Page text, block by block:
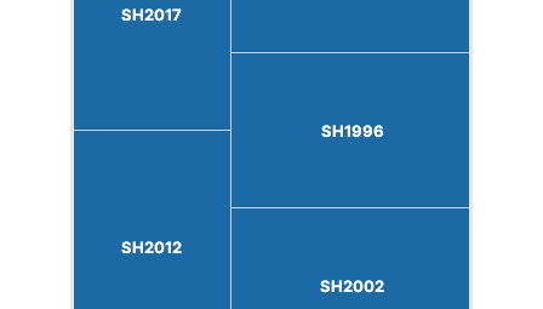
SH2017
SH2017
SH2012
SH2012
SH1996
SH1996
SH2002
SH2002